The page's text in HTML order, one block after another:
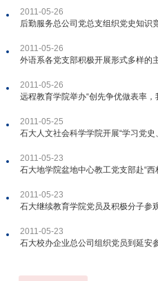
2011-05-26
后勤服务总公司党总支组织党史知识
2011-05-26
外语系各党支部积极开展形式多样的
2011-05-26
远程教育学院举办“创先争优做表率
2011-05-25
石大人文社会科学学院开展“学习党
2011-05-23
石大地学院盆地中心教工党支部赴“西
2011-05-23
石大继续教育学院党员及积极分子参
2011-05-23
石大校办企业总公司组织党员到延安